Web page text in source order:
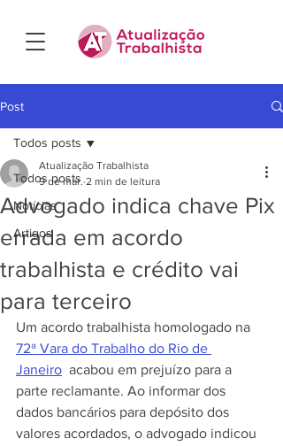
Post
Todos posts
Notícias
Artigos
Todos posts
Advogado indica chave Pix
errada em acordo
trabalhista e crédito vai
para terceiro
Atualização Trabalhista
9 de mar. 2 min de leitura
Um acordo trabalhista homologado na
72ª Vara do Trabalho do Rio de
Janeiro acabou em prejuízo para a
parte reclamante. Ao informar dos
dados bancários para depósito dos
valores acordados, o advogado indicou